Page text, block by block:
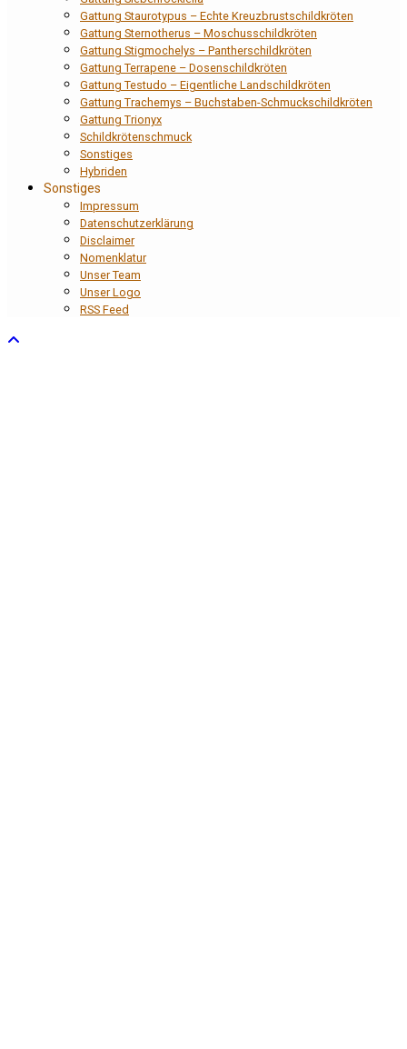
Gattung Staurotypus – Echte Kreuzbrustschildkröten
Gattung Sternotherus – Moschusschildkröten
Gattung Stigmochelys – Pantherschildkröten
Gattung Terrapene – Dosenschildkröten
Gattung Testudo – Eigentliche Landschildkröten
Gattung Trachemys – Buchstaben-Schmuckschildkröten
Gattung Trionyx
Schildkrötenschmuck
Sonstiges
Hybriden
Sonstiges
Impressum
Datenschutzerklärung
Disclaimer
Nomenklatur
Unser Team
Unser Logo
RSS Feed